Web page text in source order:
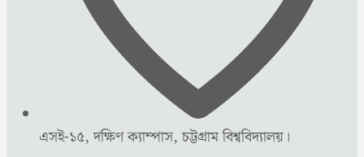
এসই-১৫, দক্ষিণ ক্যাম্পাস, চট্টগ্রাম বিশ্ববিদ্যালয়।